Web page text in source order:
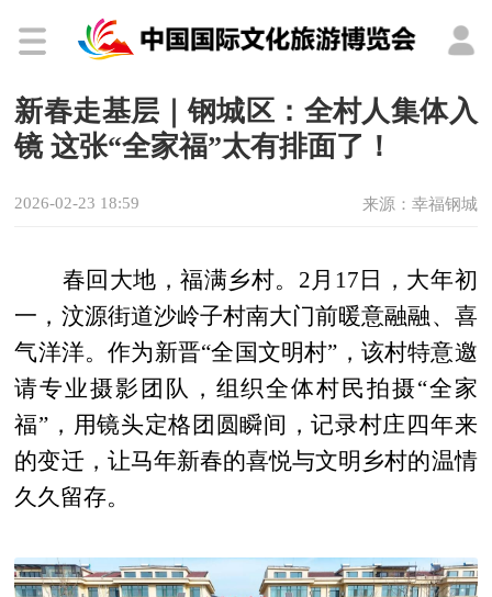
新春走基层｜钢城区：全村人集体入
镜 这张“全家福”太有排面了！
2026-02-23 18:59 来源：幸福钢城
春回大地，福满乡村。2月17日，大年初
一，汶源街道沙岭子村南大门前暖意融融、喜
气洋洋。作为新晋“全国文明村”，该村特意邀
请专业摄影团队，组织全体村民拍摄“全家
福”，用镜头定格团圆瞬间，记录村庄四年来
的变迁，让马年新春的喜悦与文明乡村的温情
久久留存。